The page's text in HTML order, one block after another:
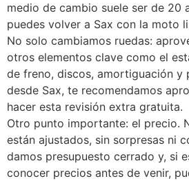
medio de cambio suele ser de 20
puedes volver a Sax con la moto
No solo cambiamos ruedas:
otros elementos clave como el
de freno, discos, amortiguación y
desde Sax, te recomendamos
hacer esta revisión extra gratuita.
Otro punto importante: el precio.
están ajustados, sin sorpresas ni
damos presupuesto cerrado y, si
conocer precios antes de venir,